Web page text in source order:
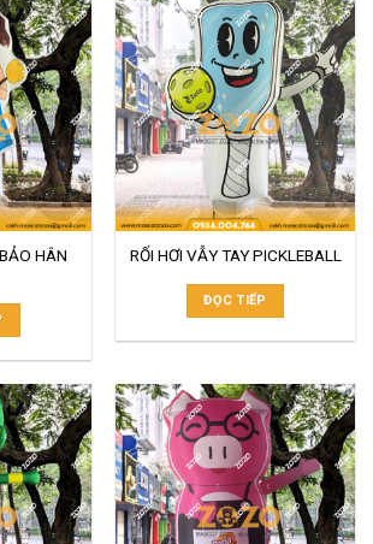
HÂN
RỐI HƠI VẪY TAY PICKLEBALL
ĐỌC TIẾP